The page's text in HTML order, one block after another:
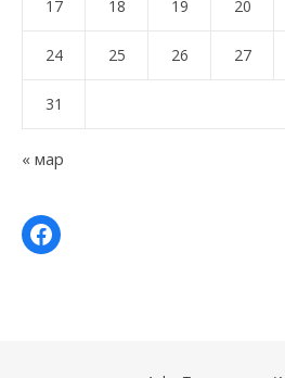
17 18 19 20
24 25 26 27
31
« мар